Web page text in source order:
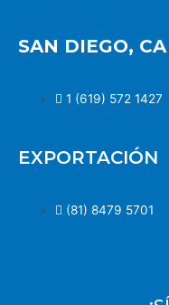
SAN DIEGO, CA
1 (619) 572 1427
EXPORTACIÓN
(81) 8479 5701